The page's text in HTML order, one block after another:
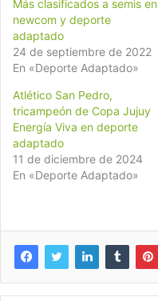
Más clasificados a semis en
newcom y deporte
adaptado
24 de septiembre de 2022
En «Deporte Adaptado»
Atlético San Pedro,
tricampeón de Copa Jujuy
Energía Viva en deporte
adaptado
11 de diciembre de 2024
En «Deporte Adaptado»